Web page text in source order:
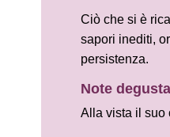
Ciò che si è
sapori inediti,
persistenza.
Note
Alla vista il suo